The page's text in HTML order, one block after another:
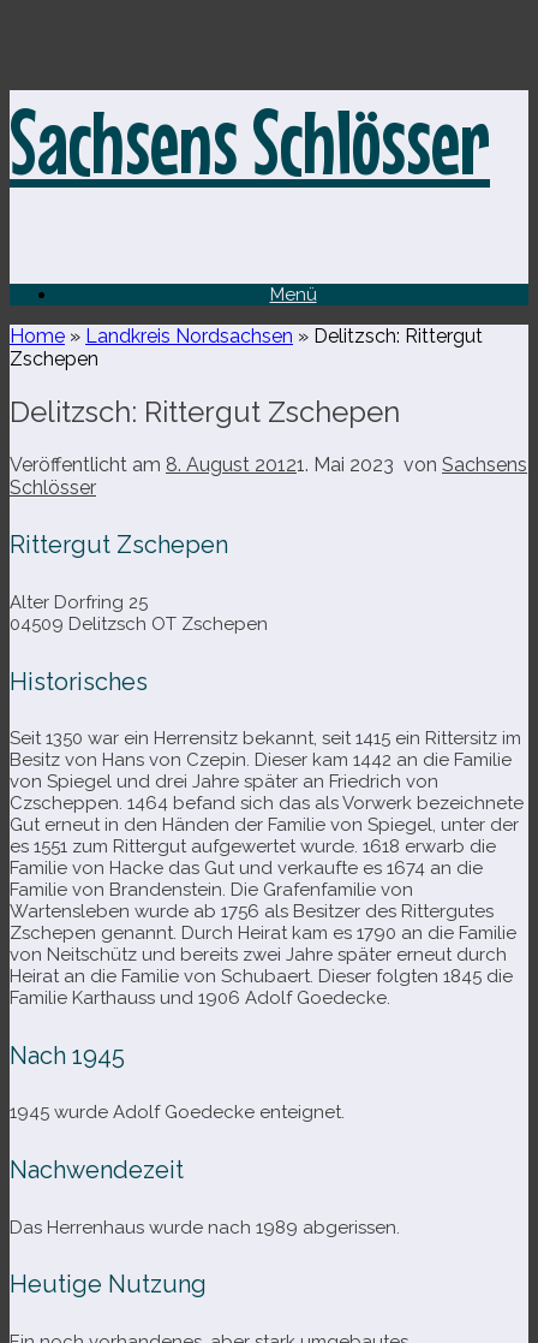
Inhalt
springen
Sachsens Schlösser
Menü
Home » Landkreis Nordsachsen » Delitzsch: Rittergut
Zschepen
Delitzsch: Rittergut Zschepen
Veröffentlicht am 8. August 20121. Mai 2023 von Sachsens
Schlösser
Rittergut Zschepen
Alter Dorfring 25
04509 Delitzsch OT Zschepen
Historisches
Seit 1350 war ein Herrensitz bekannt, seit 1415 ein Rittersitz im
Besitz von Hans von Czepin. Dieser kam 1442 an die Familie
von Spiegel und drei Jahre spä­ter an Friedrich von
Czscheppen. 1464 befand sich das als Vorwerk bezeich­nete
Gut erneut in den Händen der Familie von Spiegel, unter der
es 1551 zum Rittergut auf­ge­wer­tet wurde. 1618 erwarb die
Familie von Hacke das Gut und ver­kaufte es 1674 an die
Familie von Brandenstein. Die Grafenfamilie von
Wartensleben wurde ab 1756 als Besitzer des Rittergutes
Zschepen genannt. Durch Heirat kam es 1790 an die Familie
von Neitschütz und bereits zwei Jahre spä­ter erneut durch
Heirat an die Familie von Schubaert. Dieser folg­ten 1845 die
Familie Karthauss und 1906 Adolf Goedecke.
Nach 1945
1945 wurde Adolf Goedecke enteignet.
Nachwendezeit
Das Herrenhaus wurde nach 1989 abgerissen.
Heutige Nutzung